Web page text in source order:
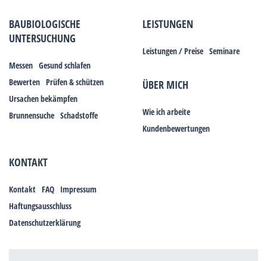
BAUBIOLOGISCHE
UNTERSUCHUNG
Messen Gesund schlafen
Bewerten Prüfen & schützen
Ursachen bekämpfen
Brunnensuche Schadstoffe
LEISTUNGEN
Leistungen / Preise Seminare
ÜBER MICH
Wie ich arbeite
Kundenbewertungen
KONTAKT
Kontakt FAQ Impressum
Haftungsausschluss
Datenschutzerklärung